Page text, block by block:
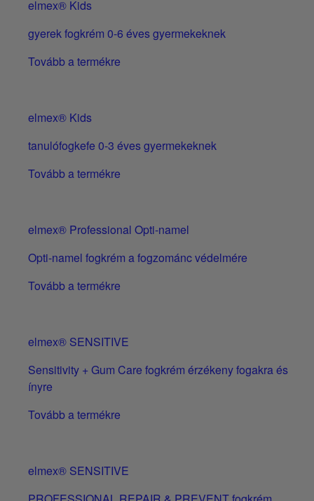
elmex® Kids
gyerek fogkrém 0-6 éves gyermekeknek
Tovább a termékre
elmex® Kids
tanulófogkefe 0-3 éves gyermekeknek
Tovább a termékre
elmex® Professional Opti-namel
Opti-namel fogkrém a fogzománc védelmére
Tovább a termékre
elmex® SENSITIVE
Sensitivity + Gum Care fogkrém érzékeny fogakra és
ínyre
Tovább a termékre
elmex® SENSITIVE